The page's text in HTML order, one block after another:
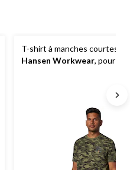
T-shirt à manches courtes
Hansen Workwear, pour